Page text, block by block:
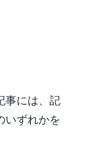
事には、記
いずれかを